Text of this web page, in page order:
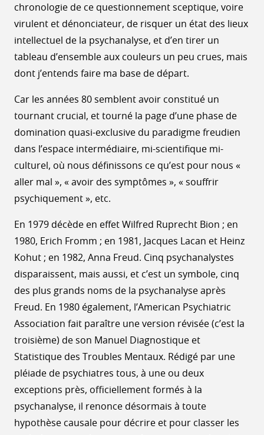
chronologie de ce questionnement sceptique, voire
virulent et dénonciateur, de risquer un état des lieux
intellectuel de la psychanalyse, et d’en tirer un
tableau d’ensemble aux couleurs un peu crues, mais
dont j’entends faire ma base de départ.
Car les années 80 semblent avoir constitué un
tournant crucial, et tourné la page d’une phase de
domination quasi-exclusive du paradigme freudien
dans l’espace intermédiaire, mi-scientifique mi-
culturel, où nous définissons ce qu’est pour nous «
aller mal », « avoir des symptômes », « souffrir
psychiquement », etc.
En 1979 décède en effet Wilfred Ruprecht Bion ; en
1980, Erich Fromm ; en 1981, Jacques Lacan et Heinz
Kohut ; en 1982, Anna Freud. Cinq psychanalystes
disparaissent, mais aussi, et c’est un symbole, cinq
des plus grands noms de la psychanalyse après
Freud. En 1980 également, l’American Psychiatric
Association fait paraître une version révisée (c’est la
troisième) de son Manuel Diagnostique et
Statistique des Troubles Mentaux. Rédigé par une
pléiade de psychiatres tous, à une ou deux
exceptions près, officiellement formés à la
psychanalyse, il renonce désormais à toute
hypothèse causale pour décrire et pour classer les